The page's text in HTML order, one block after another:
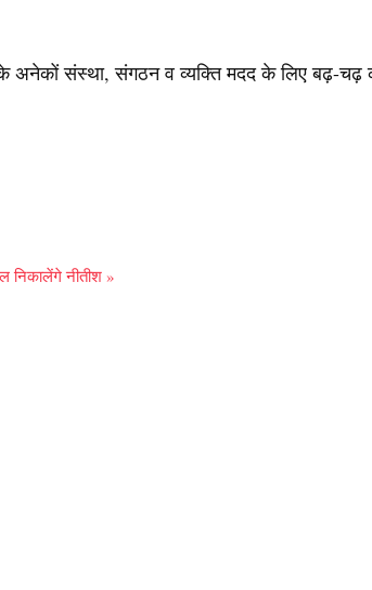
अनेकों संस्था, संगठन व व्यक्ति मदद के लिए बढ़-चढ़
निकालेंगे नीतीश »